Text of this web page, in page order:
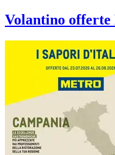
Volantino offerte